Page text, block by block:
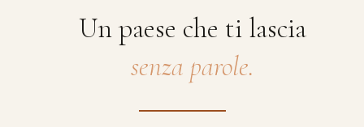
Un paese che ti lascia
senza parole.